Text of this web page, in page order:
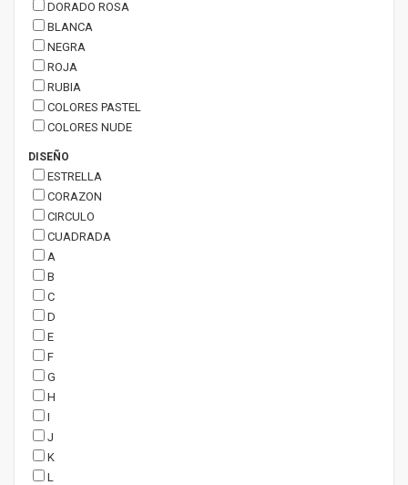
DORADO ROSA
BLANCA
NEGRA
ROJA
RUBIA
COLORES PASTEL
COLORES NUDE
DISEÑO
ESTRELLA
CORAZON
CIRCULO
CUADRADA
A
B
C
D
E
F
G
H
I
J
K
L